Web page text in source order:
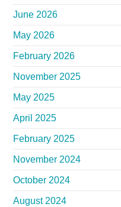
June 2026
May 2026
February 2026
November 2025
May 2025
April 2025
February 2025
November 2024
October 2024
August 2024